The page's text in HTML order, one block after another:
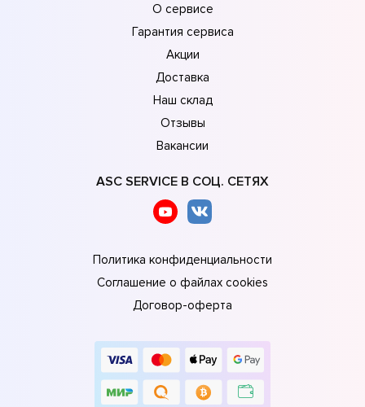
О сервисе
Гарантия сервиса
Акции
Доставка
Наш склад
Отзывы
Вакансии
ASC SERVICE В СОЦ. СЕТЯХ
Политика конфиденциальности
Соглашение о файлах cookies
Договор-оферта